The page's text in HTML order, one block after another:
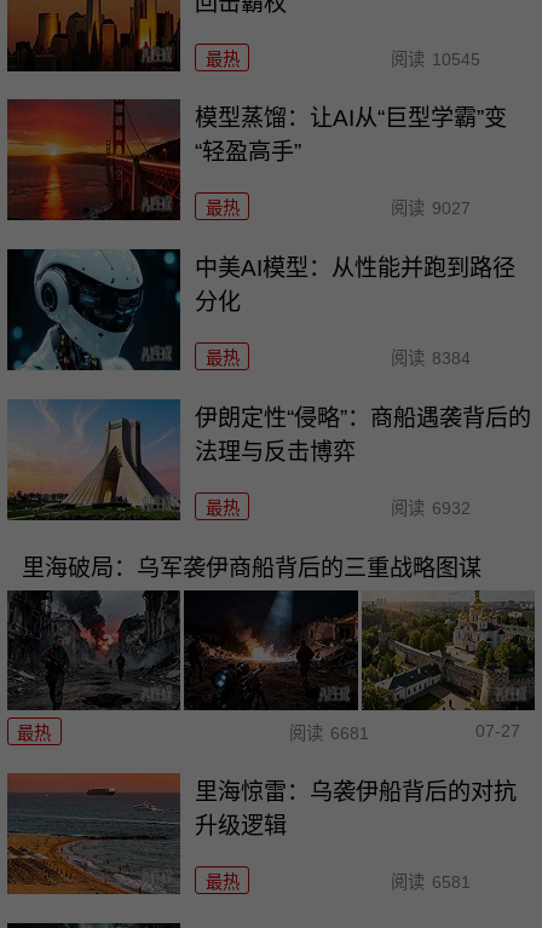
最热 阅读 10545
模型蒸馏：让AI从“巨型学霸”变
“轻盈高手”
最热 阅读 9027
中美AI模型：从性能并跑到路径
分化
最热 阅读 8384
伊朗定性“侵略”：商船遇袭背后的
法理与反击博弈
最热 阅读 6932
里海破局：乌军袭伊商船背后的三重战略图谋
最热 阅读 6681 07-27
里海惊雷：乌袭伊船背后的对抗
升级逻辑
最热 阅读 6581